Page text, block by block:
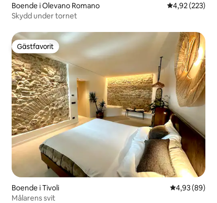
Boende i Olevano Romano 4,92 av 5 i
4,92 (223)
Skydd under tornet
Gästfavorit
Gästfavorit
Boende i Tivoli 4,93 av 5 i
4,93 (89)
Målarens svit